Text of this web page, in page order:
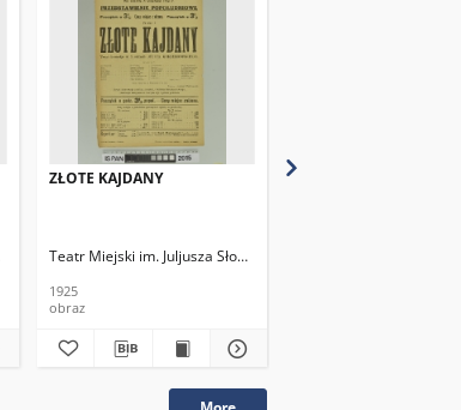
ZŁOTE KAJDANY
Teatr Miejski im. Juljusza Słowackiego
1925
obraz